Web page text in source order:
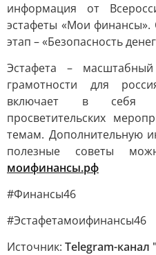
информация от
эстафеты «Мои финансы».
этап – «Безопасность
Эстафета –
грамотности для
включает в себя
просветительских
темам. Дополнительную
полезные советы
моифинансы.рф
#Финансы46
#Эстафетамоифинансы46
Источник: Telegram-